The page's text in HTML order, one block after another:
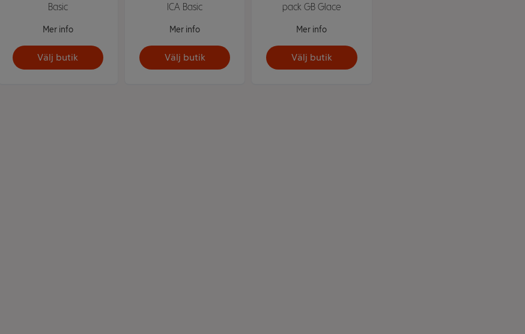
Basic
Mer info
Välj butik
ICA Basic
Mer info
Välj butik
pack GB Glace
Mer info
Välj butik